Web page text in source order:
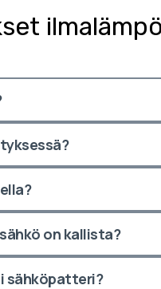
on kallista?
sähköpatteri?